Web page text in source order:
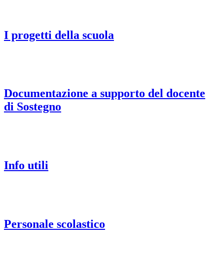
I progetti della scuola
Documentazione a supporto del docente
di Sostegno
Info utili
Personale scolastico